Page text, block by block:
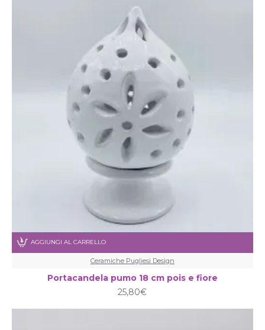
Ceramiche Pugliesi Design
Portacandela pumo 18 cm pois e fiore
25,80€
AGGIUNGI AL CARRELLO